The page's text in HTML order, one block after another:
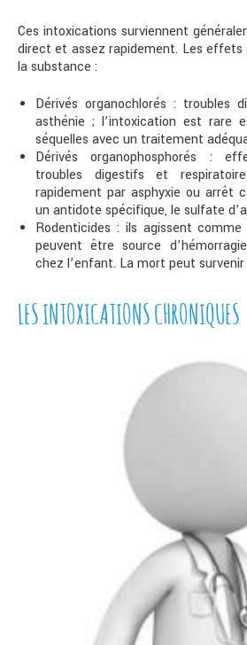
Ces intoxications surviennent
direct et assez rapidement. Les
la substance :
Dérivés organochlorés : troubles
asthénie ; l’intoxication est rare
séquelles avec un traitement
Dérivés organophosphorés :
troubles digestifs et
rapidement par asphyxie ou arrêt
un antidote spécifique, le sulfate
Rodenticides : ils agissent
peuvent être source
chez l’enfant. La mort peut
LES INTOXICATIONS CHRONIQUES